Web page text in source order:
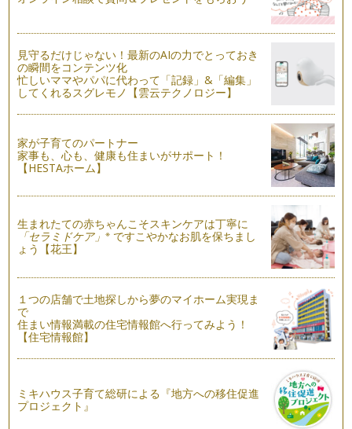
9月に入り、日に日に夏から秋へと季節が移り変わってきまし
食べ物の大切さを知る、野菜のストーリー
長いようで、あっという間の夏が過ぎて行きました。心身とも
に成長する時でもある夏休み。楽しく…
はじめての料理のお手伝いは、野菜をもみもみしよう！
野菜ソムリエの香月 りさです。いつも読んでくださり、あり
がとうございます。 これま…
夏においしくて、大変身する野菜
前回の記事で、夏野菜の花を紹介しました。ナス科、ウリ科で
花の形が違ったり、花の時は形が似て…
実になる前に、花が咲く。～夏野菜の花観察
夏野菜が眩しい太陽の日差しを浴び、ぐんぐん成長していま
野菜の部位によって、食べ方・調理法を変えてみよう
お子さんの離乳食は、どのように作って食べさせていました
か？初めての離乳食作りとなると、まず…
木々の緑が、目にまぶしい季節になりましたね。ＧＷにベラン
どんな香りがするのかな？野菜の香りを意識してみよう。
見守るだけじゃない！最新のAIの力でとっておき
の瞬間をコンテンツ化
忙しいママやパパに代わって「記録」&「編集」
してくれるスグレモノ【雲云テクノロジー】
家が子育てのパートナー
家事も、心も、健康も住まいがサポート！
【HESTAホーム】
生まれたての赤ちゃんこそスキンケアは丁寧に
「セラミドケア」※ ですこやかなお肌を保ちまし
ょう【花王】
１つの店舗で土地探しから夢のマイホーム実現ま
で
住まい情報満載の住宅情報館へ行ってみよう！
【住宅情報館】
ミキハウス子育て総研による『地方への移住促進
プロジェクト』